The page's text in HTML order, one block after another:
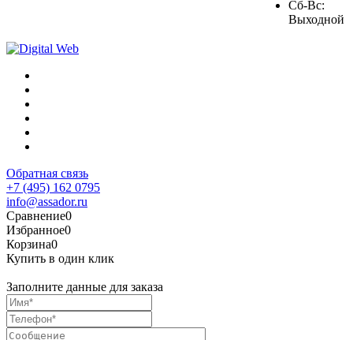
Сб-Вс:
Выходной
Обратная связь
+7 (495) 162 0795
info@assador.ru
Сравнение0
Избранное0
Корзина0
Купить в один клик
Заполните данные для заказа